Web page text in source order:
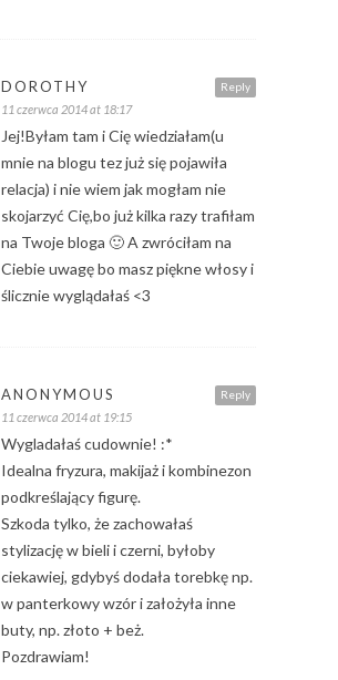
Reply
DOROTHY
11 czerwca 2014 at 18:17
Jej!Byłam tam i Cię wiedziałam(u
mnie na blogu tez już się pojawiła
relacja) i nie wiem jak mogłam nie
skojarzyć Cię,bo już kilka razy trafiłam
na Twoje bloga 🙂 A zwróciłam na
Ciebie uwagę bo masz piękne włosy i
ślicznie wyglądałaś <3
Reply
ANONYMOUS
11 czerwca 2014 at 19:15
Wygladałaś cudownie! :*
Idealna fryzura, makijaż i kombinezon
podkreślający figurę.
Szkoda tylko, że zachowałaś
stylizację w bieli i czerni, byłoby
ciekawiej, gdybyś dodała torebkę np.
w panterkowy wzór i założyła inne
buty, np. złoto + beż.
Pozdrawiam!